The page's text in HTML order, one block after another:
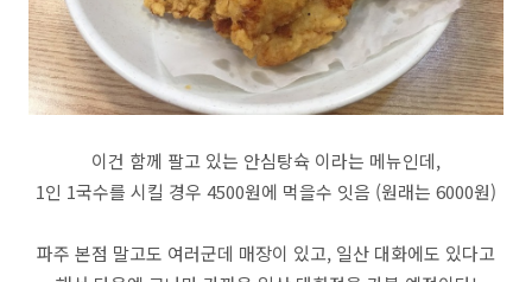
이건 함께 팔고 있는 안심탕슉 이라는 메뉴인데,
1인 1국수를 시킬 경우 4500원에 먹을수 잇음 (원래는 6000원)
파주 본점 말고도 여러군데 매장이 있고, 일산 대화에도 있다고